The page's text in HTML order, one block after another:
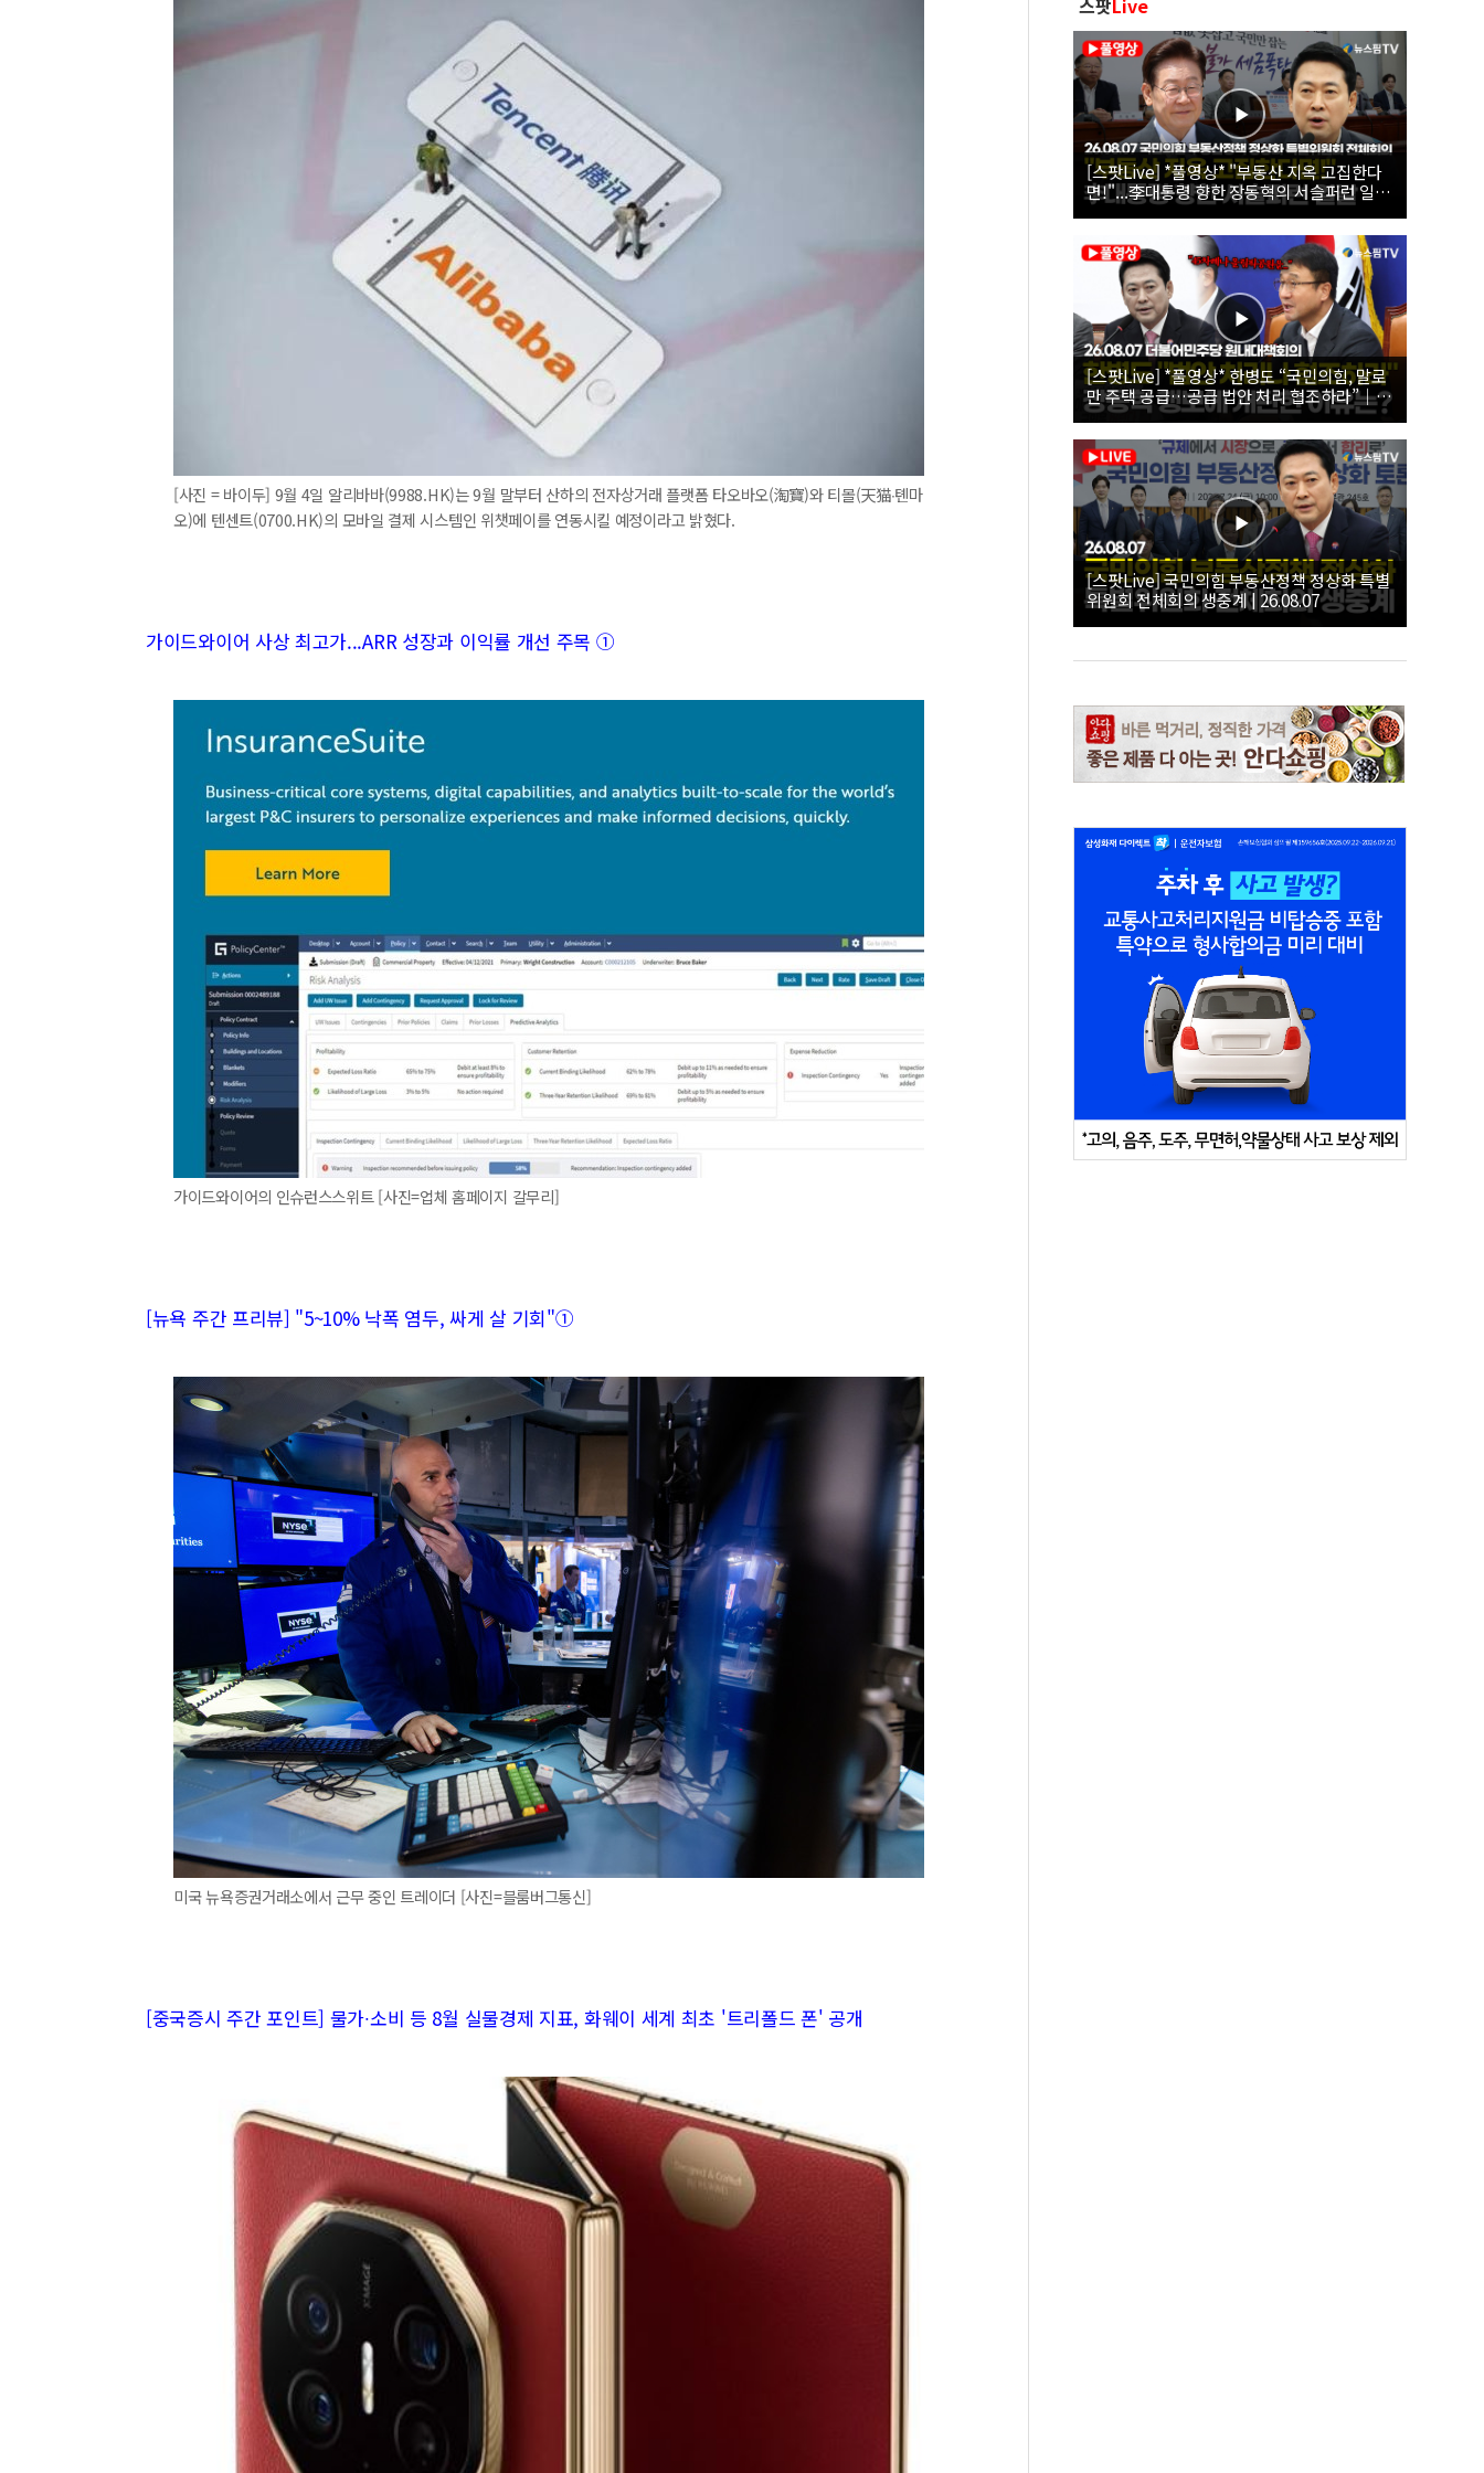
[사진 = 바이두] 9월 4일 알리바바(9988.HK)는 9월 말부터 산하의 전자상거래 플랫폼 타오바오(淘寶)와 티몰(天猫∙톈마
오)에 텐센트(0700.HK)의 모바일 결제 시스템인 위챗페이를 연동시킬 예정이라고 밝혔다.
가이드와이어 사상 최고가...ARR 성장과 이익률 개선 주목 ①
가이드와이어의 인슈런스스위트 [사진=업체 홈페이지 갈무리]
[뉴욕 주간 프리뷰] "5~10% 낙폭 염두, 싸게 살 기회"①
미국 뉴욕증권거래소에서 근무 중인 트레이더 [사진=블룸버그통신]
[중국증시 주간 포인트] 물가∙소비 등 8월 실물경제 지표, 화웨이 세계 최초 '트리폴드 폰' 공개
스팟Live
[스팟Live] *풀영상* "부동산 지옥 고집한다
면!"...李대통령 향한 장동혁의 서슬퍼런 일갈
| 26.08.07 국민의힘 부동산정책 정상화 특별
위원회 전체회의
[스팟Live] *풀영상* 한병도 “국민의힘, 말로
만 주택 공급…공급 법안 처리 협조하라”｜
26.08.07 더불어민주당 원내대책회의
[스팟Live] 국민의힘 부동산정책 정상화 특별
위원회 전체회의 생중계 | 26.08.07